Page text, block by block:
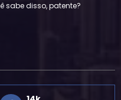
disso, patente?